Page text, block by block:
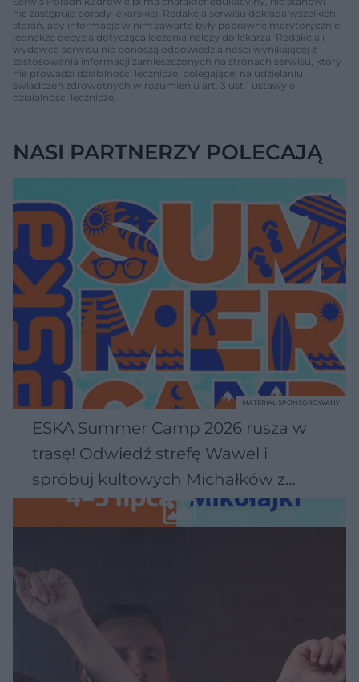
nie zastępuje porady lekarskiej. Redakcja serwisu dokłada wszelkich
starań, aby informacje w nim zawarte były poprawne merytorycznie,
jednakże decyzja dotycząca leczenia należy do lekarza. Redakcja i
wydawca serwisu nie ponoszą odpowiedzialności wynikającej z
zastosowania informacji zamieszczonych na stronach serwisu, który
nie prowadzi działalności leczniczej polegającej na udzielaniu
świadczeń zdrowotnych w rozumieniu art. 3 ust 1 ustawy o
działalności leczniczej.
NASI PARTNERZY POLECAJĄ
ESKA Summer Camp 2026 rusza w
trasę! Odwiedź strefę Wawel i
spróbuj kultowych Michałków z
Wawelu
MATERIAŁ SPONSOROWANY